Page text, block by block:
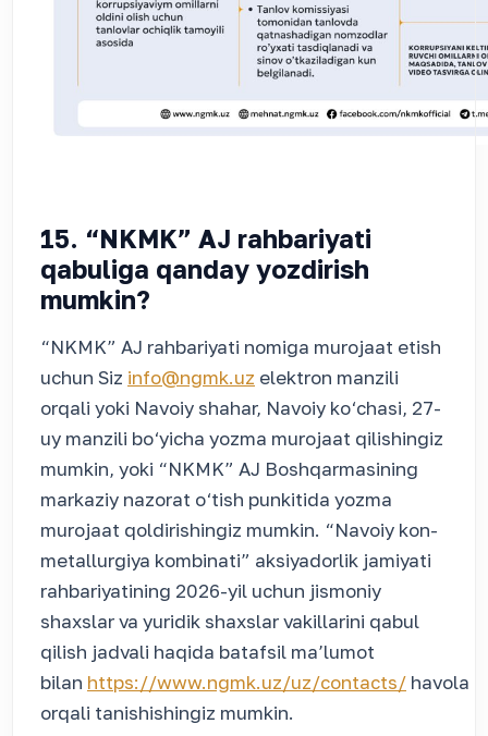
15. “NKMK” AJ rahbariyati
qabuliga qanday yozdirish
mumkin?
“NKMK” AJ rahbariyati nomiga murojaat etish
uchun Siz info@ngmk.uz elektron manzili
orqali yoki Navoiy shahar, Navoiy ko‘chasi, 27-
uy manzili bo‘yicha yozma murojaat qilishingiz
mumkin, yoki “NKMK” AJ Boshqarmasining
markaziy nazorat o‘tish punkitida yozma
murojaat qoldirishingiz mumkin. “Navoiy kon-
metallurgiya kombinati” aksiyadorlik jamiyati
rahbariyatining 2026-yil uchun jismoniy
shaxslar va yuridik shaxslar vakillarini qabul
qilish jadvali haqida batafsil ma’lumot
bilan https://www.ngmk.uz/uz/contacts/ havola
orqali tanishishingiz mumkin.